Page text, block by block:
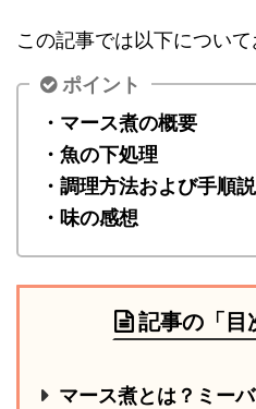
この記事では以下について
ポイント
・マース煮の概要
・魚の下処理
・調理方法および手順
・味の感想
記事の「目
マース煮とは？ミー